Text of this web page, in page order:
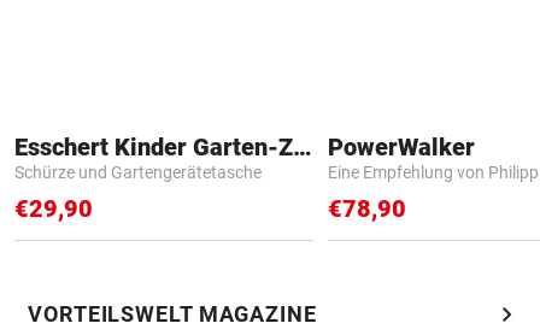
Esschert Kinder Garten-Zubehör
Schürze und Gartengerätetasche
€29,90
PowerWalker
Eine Empfehlung von
€78,90
VORTEILSWELT MAGAZINE chevron_right